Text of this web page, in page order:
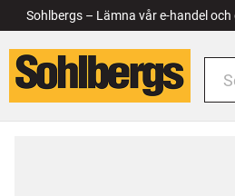
Sohlbergs – Lämna vår e-handel